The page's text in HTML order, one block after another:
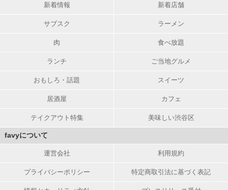
新着情報 新着店舗
サブスク ラーメン
肉 食べ放題
ランチ ご当地グルメ
おもしろ・話題 スイーツ
居酒屋 カフェ
テイクアウト特集 美味しい渋谷区
favyについて
運営会社 利用規約
プライバシーポリシー 特定商取引法に基づく表記